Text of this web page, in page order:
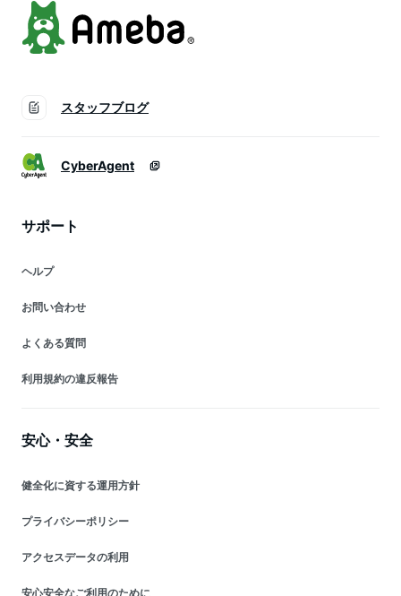
スタッフブログ
CyberAgent
サポート
ヘルプ
お問い合わせ
よくある質問
利用規約の違反報告
安心・安全
健全化に資する運用方針
プライバシーポリシー
アクセスデータの利用
安心安全なご利用のために